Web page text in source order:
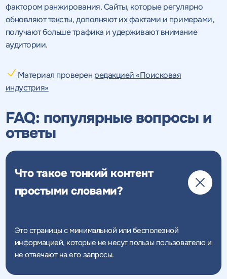
фактором ранжирования. Сайты, которые регулярно
обновляют тексты, дополняют их фактами и примерами,
получают больше трафика и удерживают внимание
аудитории.
Материал проверен редакцией «Поисковая
индустрия»
FAQ: популярные вопросы и
ответы
Что такое тонкий контент
простыми словами?
Это страницы с минимальной или бесполезной
информацией, которые не несут пользы пользователю и
не отвечают на его запросы.
Получитькоммерческое
предложение
Нажимая на кнопку, "получить
предложение" вы даете согласие
на обработку персональных
ПРЕДЛОЖЕНИЕ
Получитькоммерческое
предложение
Нажимая на кнопку, "получить
предложение" вы даете согласие
на обработку персональных
ПРЕДЛОЖЕНИЕ
обработку персональных данных